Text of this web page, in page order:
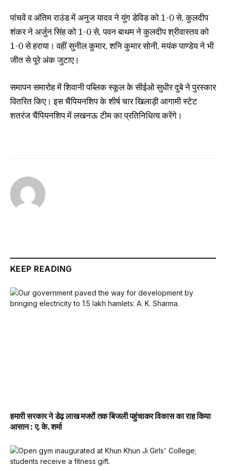
पांचवें व अंतिम राउंड में अनुज यादव ने युंग डेविड को 1-0 से, कुलदीप
शंकर ने अर्जुन सिंह को 1-0 से, पवन बाथम ने कुलदीप श्रीवास्तव को
1-0 से हराया। वहीं सुनील कुमार, शनि कुमार सोनी, मयंक पाण्डेय ने भी
जीत से पूरे अंक जुटाए।
समापन समारोह में शिवानी पब्लिक स्कूल के सीईओ सुधीर दुबे ने पुरस्कार
वितरित किए। इस चैंपियनशिप के शीर्ष चार खिलाड़ी आगामी स्टेट
शतरंज चैंपियनशिप में लखनऊ टीम का प्रतिनिधित्व करेंगे।
KEEP READING
हमारी सरकार ने डेढ़ लाख मजरों तक बिजली पहुंचाकर विकास का राह किया
आसान : ए. के. शर्मा